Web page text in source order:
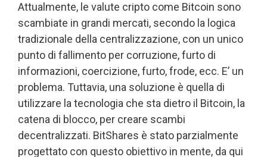
Attualmente, le valute cripto come Bitcoin sono
scambiate in grandi mercati, secondo la logica
tradizionale della centralizzazione, con un unico
punto di fallimento per corruzione, furto di
informazioni, coercizione, furto, frode, ecc. E’ un
problema. Tuttavia, una soluzione è quella di
utilizzare la tecnologia che sta dietro il Bitcoin, la
catena di blocco, per creare scambi
decentralizzati. BitShares è stato parzialmente
progettato con questo obiettivo in mente, da qui